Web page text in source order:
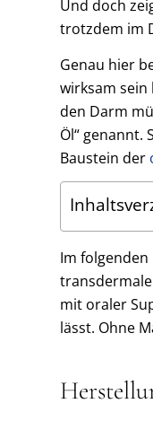
Und doch
trotzdem im
Genau hier
wirksam sein
den Darm
Öl“
Baustein der
Im
mit oraler
lässt. Ohne